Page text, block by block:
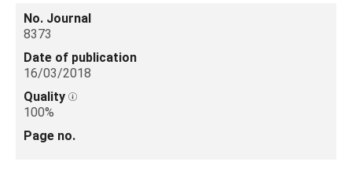
No. Journal
8373
Date of publication
16/03/2018
Quality
100%
Page no.